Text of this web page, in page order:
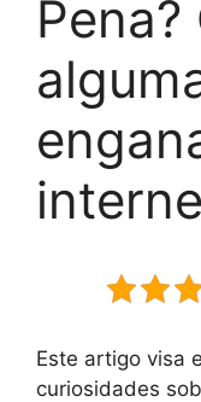
Pena?
Este artigo visa
curiosidades